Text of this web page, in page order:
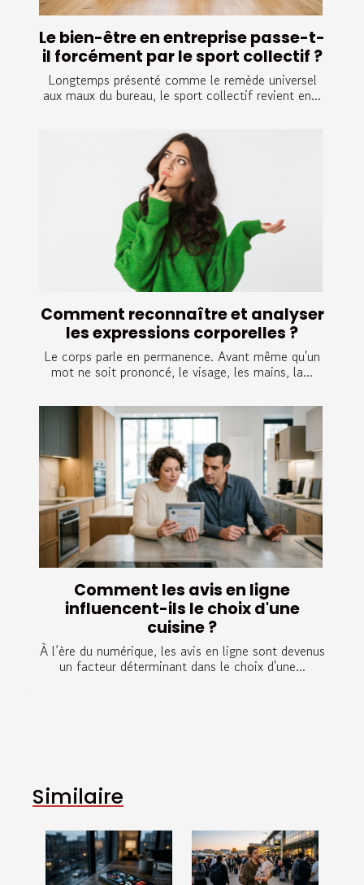
Le bien-être en entreprise passe-t-
il forcément par le sport collectif ?
Longtemps présenté comme le remède universel
aux maux du bureau, le sport collectif revient en...
Comment reconnaître et analyser
les expressions corporelles ?
Le corps parle en permanence. Avant même qu'un
mot ne soit prononcé, le visage, les mains, la...
Comment les avis en ligne
influencent-ils le choix d'une
cuisine ?
À l’ère du numérique, les avis en ligne sont devenus
un facteur déterminant dans le choix d'une...
Similaire